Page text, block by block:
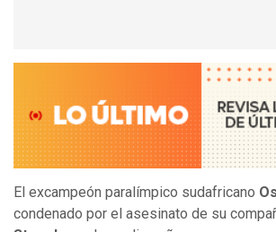
El excampeón paralímpico sudafricano
condenado por el asesinato de su